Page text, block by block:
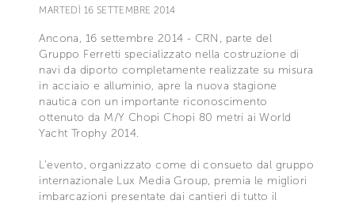
MARTEDÌ 16 SETTEMBRE 2014
Ancona, 16 settembre 2014 - CRN, parte del
Gruppo Ferretti specializzato nella costruzione di
navi da diporto completamente realizzate su misura
in acciaio e alluminio, apre la nuova stagione
nautica con un importante riconoscimento
ottenuto da M/Y Chopi Chopi 80 metri ai World
Yacht Trophy 2014.
L’evento, organizzato come di consueto dal gruppo
internazionale Lux Media Group, premia le migliori
imbarcazioni presentate dai cantieri di tutto il